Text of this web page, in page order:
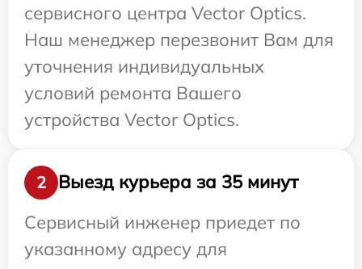
сервисного центра Vector Optics.
Наш менеджер перезвонит Вам для
уточнения индивидуальных
условий ремонта Вашего
устройства Vector Optics.
2
Выезд курьера за 35 минут
Сервисный инженер приедет по
указанному адресу для